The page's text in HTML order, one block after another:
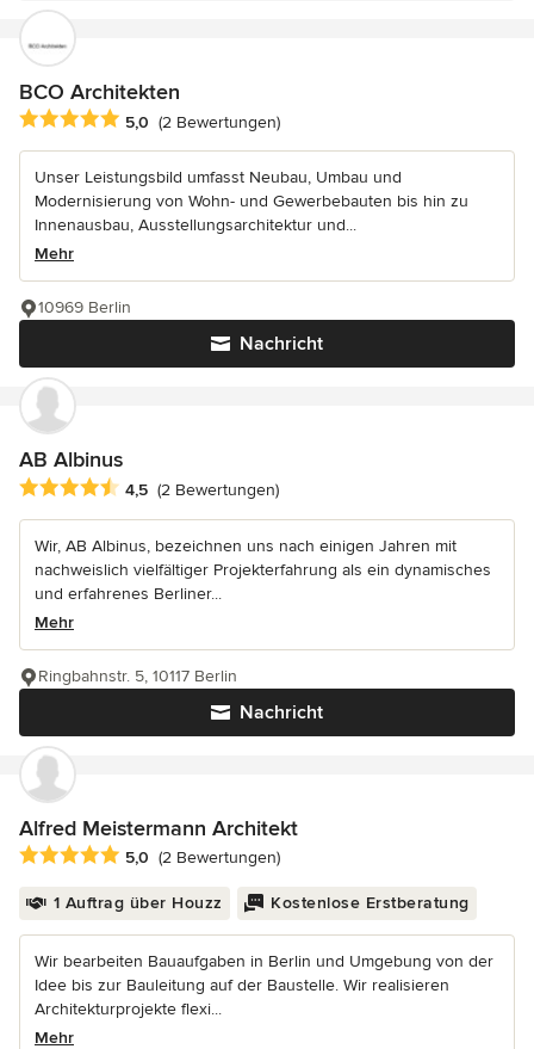
BCO Architekten
Durchschnittliche Bewertung: 5 von 5 Sternen
5,0 (2 Bewertungen)
Unser Leistungsbild umfasst Neubau, Umbau und
Modernisierung von Wohn- und Gewerbebauten bis hin zu
Innenausbau, Ausstellungsarchitektur und...
Mehr
Nachricht
10969 Berlin
AB Albinus
Durchschnittliche Bewertung: 4.5 von 5 Sternen
4,5 (2 Bewertungen)
Wir, AB Albinus, bezeichnen uns nach einigen Jahren mit
nachweislich vielfältiger Projekterfahrung als ein dynamisches
und erfahrenes Berliner...
Mehr
Nachricht
Ringbahnstr. 5, 10117 Berlin
Alfred Meistermann Architekt
Durchschnittliche Bewertung: 5 von 5 Sternen
5,0 (2 Bewertungen)
1 Auftrag über Houzz Kostenlose Erstberatung
Wir bearbeiten Bauaufgaben in Berlin und Umgebung von der
Idee bis zur Bauleitung auf der Baustelle. Wir realisieren
Architekturprojekte flexi...
Mehr